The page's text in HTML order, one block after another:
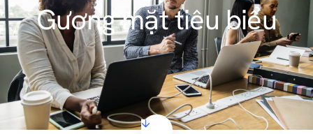
Gương mặt tiêu biểu
– – –